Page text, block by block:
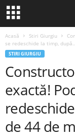
Acasă Stiri Giurgiu
se redeschide la timp,
STIRI GIURGIU
exactă!
de 44 de